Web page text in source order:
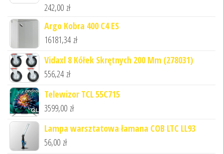
242,00 zł
Argo Kobra 400 C4 ES
16181,34 zł
Vidaxl 8 Kółek Skrętnych 200 Mm (278031)
556,24 zł
Telewizor TCL 55C715
3599,00 zł
Lampa warsztatowa łamana COB LTC LL93
56,00 zł